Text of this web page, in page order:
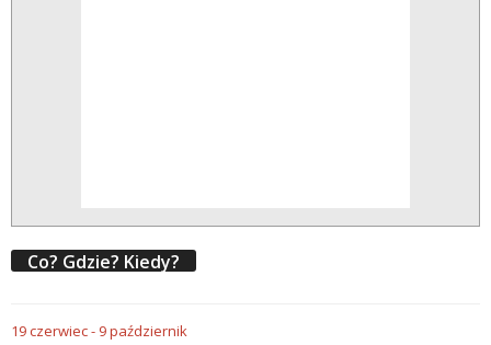
Co? Gdzie? Kiedy?
19czerwiec- 9październik